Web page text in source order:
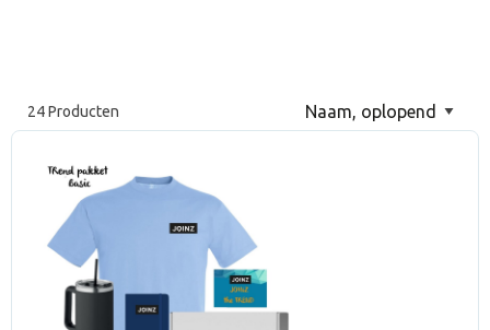
24 Producten